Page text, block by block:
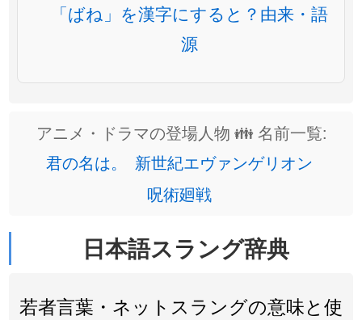
「ばね」を漢字にすると？由来・語
源
アニメ・ドラマの登場人物 👪 名前一覧:
君の名は。
新世紀エヴァンゲリオン
呪術廻戦
日本語スラング辞典
若者言葉・ネットスラングの意味と使